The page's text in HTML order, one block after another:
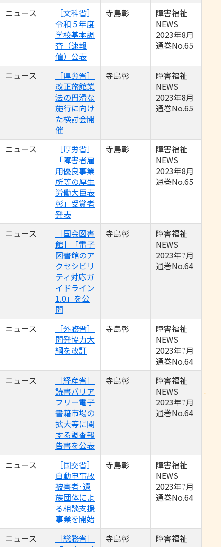
ニュース
［文科省］
令和５年度
学校基本調
査（速報
値）公表
寺島彰
障害福祉
NEWS
2023年8月
通巻No.65
ニュース
［厚労省］
改正旅館業
法の円滑な
施行に向け
た検討会開
催
寺島彰
障害福祉
NEWS
2023年8月
通巻No.65
ニュース
［厚労省］
「障害者雇
用優良事業
所等の厚生
労働大臣表
彰」受賞者
発表
寺島彰
障害福祉
NEWS
2023年8月
通巻No.65
ニュース
［国会図書
館］「電子
図書館のア
クセシビリ
ティ対応ガ
イドライン
1.0」を公
開
寺島彰
障害福祉
NEWS
2023年7月
通巻No.64
ニュース
［外務省］
開発協力大
綱を改訂
寺島彰
障害福祉
NEWS
2023年7月
通巻No.64
ニュース
［経産省］
読書バリア
フリー電子
書籍市場の
拡大等に関
する調査報
告書を公表
寺島彰
障害福祉
NEWS
2023年7月
通巻No.64
ニュース
［国交省］
自動車事故
被害者･遺
族団体によ
る相談支援
事業を開始
寺島彰
障害福祉
NEWS
2023年7月
通巻No.64
ニュース
［総務省］
寺島彰
障害福祉